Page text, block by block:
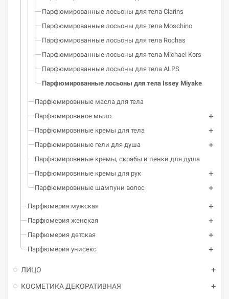
Парфюмированные лосьоны для тела Clarins
Парфюмированные лосьоны для тела Moschino
Парфюмированные лосьоны для тела Rochas
Парфюмированные лосьоны для тела Michael Kors
Парфюмированные лосьоны для тела ALPS
Парфюмированные лосьоны для тела Issey Miyake
Парфюмировнные масла для тела
Парфюмировнное мыло
Парфюмировнные кремы для тела
Парфюмировнные гели для душа
Парфюмировнные кремы, скрабы и пенки для душа
Парфюмировнные кремы для рук
Парфюмировнные шампуни волос
Парфюмерия мужская
Парфюмерия женская
Парфюмерия детская
Парфюмерия унисекс
ЛИЦО
КОСМЕТИКА ДЕКОРАТИВНАЯ